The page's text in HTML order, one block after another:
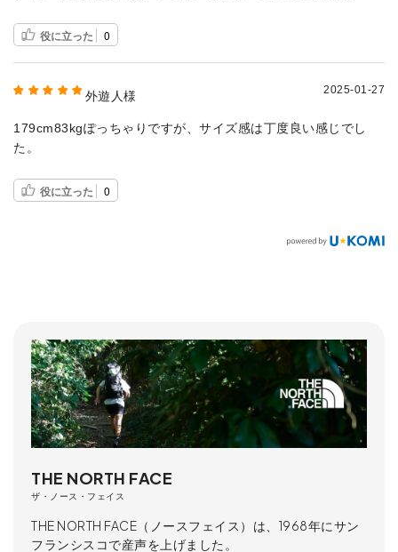
役に立った 0
外遊人様 2025-01-27
179cm83kgぽっちゃりですが、サイズ感は丁度良い感じでし
た。
役に立った 0
THE NORTH FACE
ザ・ノース・フェイス
THE NORTH FACE（ノースフェイス）は、1968年にサン
フランシスコで産声を上げました。